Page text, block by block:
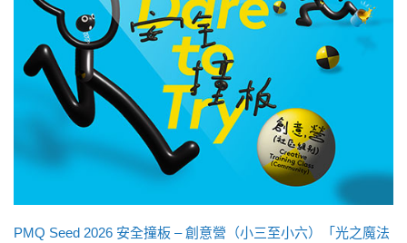
PMQ Seed 2026 安全撞板 – 創意營（小三至小六）「光之魔法